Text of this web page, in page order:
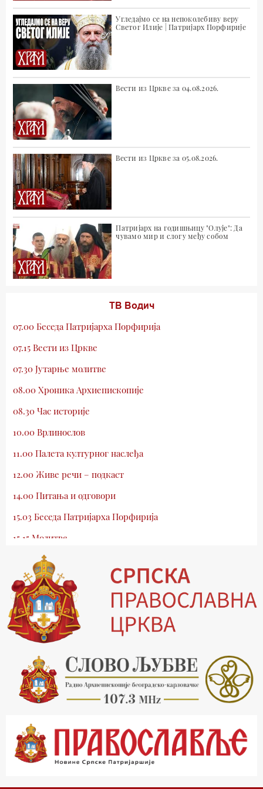
Угледајмо се на непоколебиву веру
Светог Илије | Патријарх Порфирије
Вести из Цркве за 04.08.2026.
Вести из Цркве за 05.08.2026.
Патријарх на годишњицу "Олује": Да
чувамо мир и слогу међу собом
ТВ Водич
07.00 Беседа Патријарха Порфирија
07.15 Вести из Цркве
07.30 Јутарње молитве
08.00 Хроника Архиепископије
08.30 Час историје
10.00 Врлинослов
11.00 Палета културног наслеђа
12.00 Живе речи – подкаст
14.00 Питања и одговори
15.03 Беседа Патријарха Порфирија
15.15 Молитве
15.30 Млади у Цркви
16.03 Српски јерарси
16.30 Хроника Архиепископије
17.03 Фолклор магазин
17.30 Тврђаве Дунава
18.03 Кроз историју Београда
18.30 Врлинослов
19.40 Вечерње молитве
20.00 Вести из Цркве
20.15 Реч Архијереја